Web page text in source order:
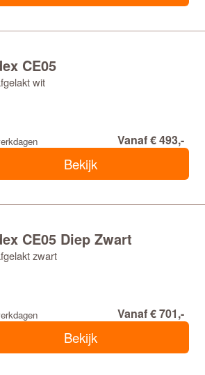
CE05
wit
Vanaf € 493,-
Bekijk
CE05 Diep Zwart
zwart
Vanaf € 701,-
Bekijk